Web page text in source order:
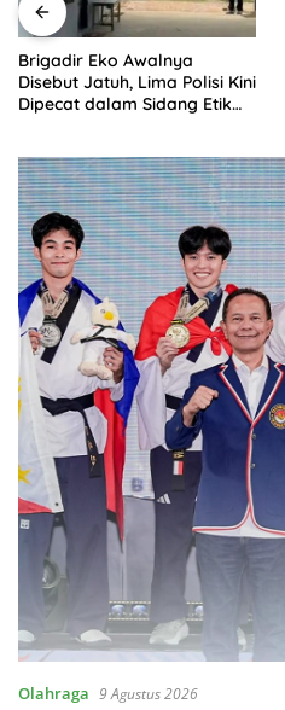
Brigadir Eko Awalnya
Disebut Jatuh, Lima Polisi Kini
Dipecat dalam Sidang Etik
Olahraga 9 Agustus 2026